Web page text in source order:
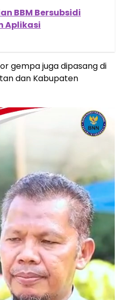
BBM Bersubsidi
Aplikasi
gempa juga dipasang di
dan Kabupaten